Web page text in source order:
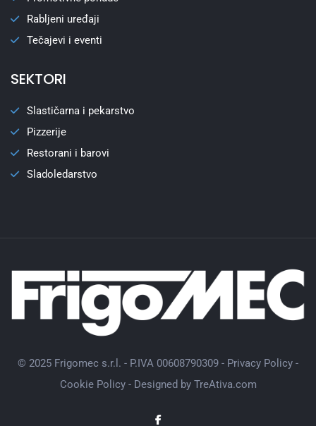
Rabljeni uređaji
Tečajevi i eventi
SEKTORI
Slastičarna i pekarstvo
Pizzerije
Restorani i barovi
Sladoledarstvo
© 2025 Frigomec s.r.l. - P.IVA 00608790309 - Privacy Policy -
Cookie Policy- Designed by TreAtiva.com